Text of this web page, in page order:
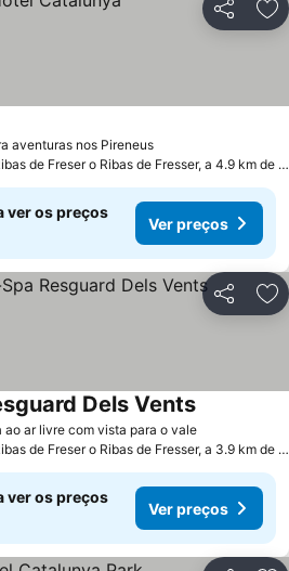
Partilhar
aventuras nos PireneusVer preços
de Freser o Ribas de Fresser, a 4.9 km de
ver os preços
Ver preços
Partilhar
ao ar livre com vista para o valeVer preços
Dels VentsVer preços
de Freser o Ribas de Fresser, a 3.9 km de
ver os preços
Ver preços